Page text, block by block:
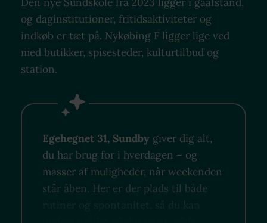
og daginstitutioner, fritidsaktiviteter og
indkøb er tæt på. Nykøbing F ligger lige ved
med butikker, spisesteder, kulturtilbud og
station.
Egehegnet 31, Sundby giver dig alt,
du har brug for i hverdagen – og
masser af muligheder, når weekenden
står åben. Her er der plads til både
rutiner og spontanitet, så du kan